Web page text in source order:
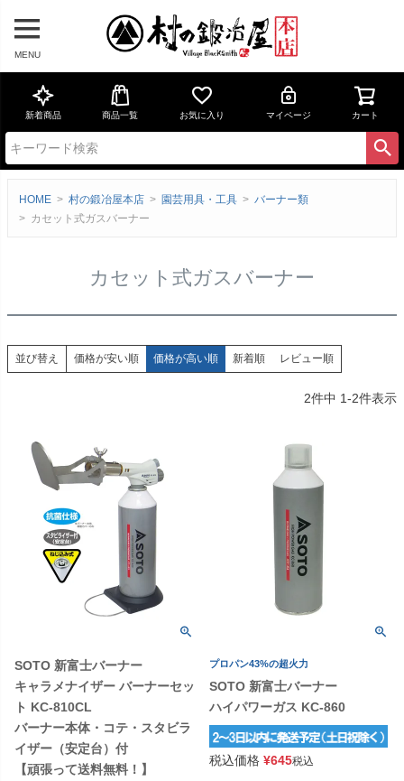
MENU
新着商品 商品一覧 お気に入り マイページ カート
HOME 村の鍛冶屋本店 園芸用具・工具
バーナー類
カセット式ガスバーナー
カセット式ガスバーナー
並び替え 価格が安い順 価格が高い順 新着順 レビュー順
2件中 1-2件表示
SOTO 新富士バーナー
キャラメナイザー バーナーセッ
ト KC-810CL
バーナー本体・コテ・スタビラ
イザー（安定台）付
【頑張って送料無料！】
プロパン43%の超火力
SOTO 新富士バーナー
ハイパワーガス KC-860
税込価格 ¥645税込